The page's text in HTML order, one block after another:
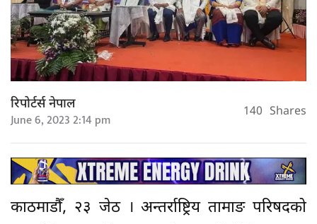
रिपोर्टर्स नेपाल
June 6, 2023 2:14 pm 140 Shares
काठमाडौँ, २३ जेठ । अन्तर्राष्ट्रिय तामाङ परिषदको